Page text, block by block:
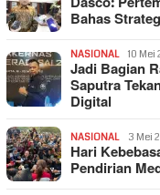
Bahas
NASIONAL 10 Mei
Jadi Bagian
Saputra
Digital
NASIONAL 3 Mei
Hari
Pendirian